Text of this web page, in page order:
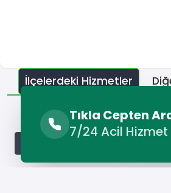
Tıkla Cepten
7/24 Acil Hizmet
İlçelerdeki Hizmetler
İlçelerdeki